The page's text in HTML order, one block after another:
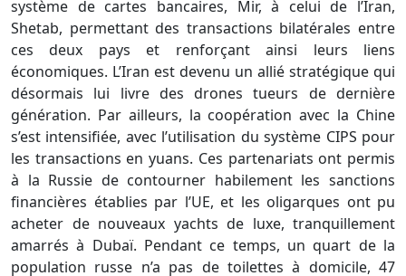
système de cartes bancaires, Mir, à celui de l’Iran,
Shetab, permettant des transactions bilatérales entre
ces deux pays et renforçant ainsi leurs liens
économiques. L’Iran est devenu un allié stratégique qui
désormais lui livre des drones tueurs de dernière
génération. Par ailleurs, la coopération avec la Chine
s’est intensifiée, avec l’utilisation du système CIPS pour
les transactions en yuans. Ces partenariats ont permis
à la Russie de contourner habilement les sanctions
financières établies par l’UE, et les oligarques ont pu
acheter de nouveaux yachts de luxe, tranquillement
amarrés à Dubaï. Pendant ce temps, un quart de la
population russe n’a pas de toilettes à domicile, 47